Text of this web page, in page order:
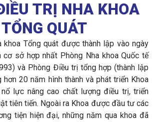
TRỊ NHA KHOA
TỔNG QUÁT
khoa Tổng quát được thành lập vào ngày
sở hợp nhất Phòng Nha khoa Quốc tế
và Phòng Điều trị tổng hợp (thành lập
hơn 20 năm hình thành và phát triển Khoa
lực nâng cao chất lượng điều trị, triển
tiên tiến. Ngoài ra Khoa được đầu tư các
tiện hiện đại, những năm qua khoa đã